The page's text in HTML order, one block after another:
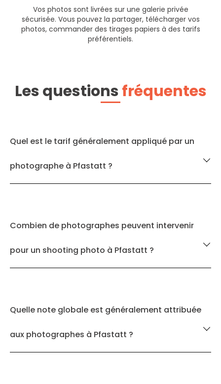
Vos photos sont livrées sur une galerie privée
sécurisée. Vous pouvez la partager, télécharger vos
photos, commander des tirages papiers à des tarifs
préférentiels.
Les questionsfréquentes
Quel est le tarif généralement appliqué par un
photographe à Pfastatt ?
Combien de photographes peuvent intervenir
pour un shooting photo à Pfastatt ?
Quelle note globale est généralement attribuée
aux photographes à Pfastatt ?